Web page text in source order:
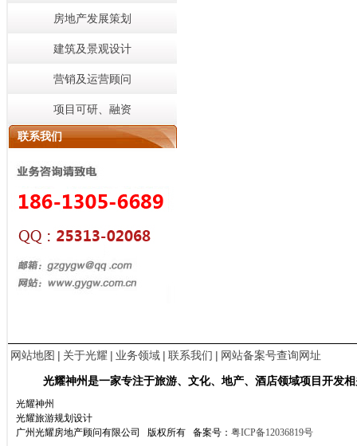
房地产发展策划
建筑及景观设计
营销及运营顾问
项目可研、融资
联系我们
网站地图 | 关于光耀 | 业务领域 | 联系我们 | 网站备案号查询网址
光耀神州是一家专注于旅游、文化、地产、酒店领域项目开发
光耀神州
光耀旅游规划设计
广州光耀房地产顾问有限公司 版权所有 备案号： 粤ICP备12036819号